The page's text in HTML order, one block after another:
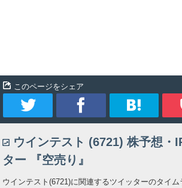
このページをシェア
イ
ー
ェ
ア
ッ
ク
ウインテスト (6721) 株予想・
ター 『空売り』
ウインテスト(6721)に関連するツイッターのタイ